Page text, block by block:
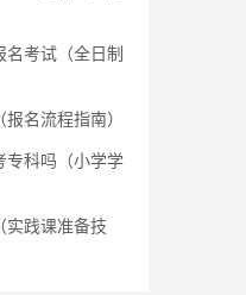
名考试（全日制
名流程指南）
专科吗（小学学
实践课准备技